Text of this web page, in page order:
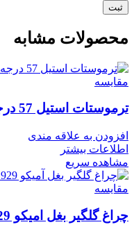
محصولات مشابه
مقایسه
ترموستات استیل 57 درجه امیکو 1929-2631
افزودن به علاقه مندی
اطلاعات بیشتر
مشاهده سریع
مقایسه
چراغ گلگیر بغل امیکو 1929-2631